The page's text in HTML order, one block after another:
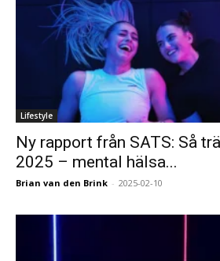
Lifestyle
Ny rapport från SATS: Så
2025 – mental hälsa...
Brian van den Brink - 2025-02-10